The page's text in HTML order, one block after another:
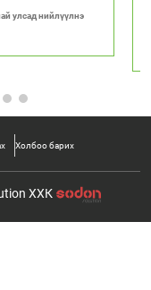
улсад нийлүүлнэ
Холбоо барих
ХХК